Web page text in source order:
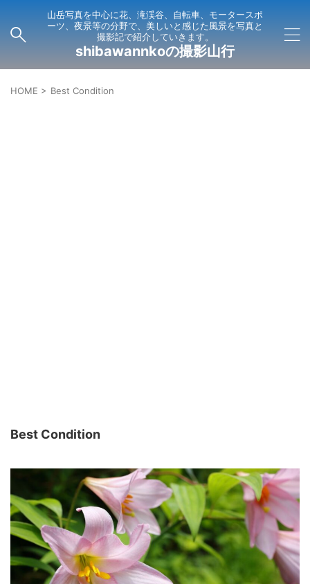
山岳写真を中心に花、滝渓谷、自転車、モータースポ
ーツ、夜景等の分野で、美しいと感じた風景を写真と
撮影記で紹介していきます。
shibawannkoの撮影山行
HOME > Best Condition
Best Condition